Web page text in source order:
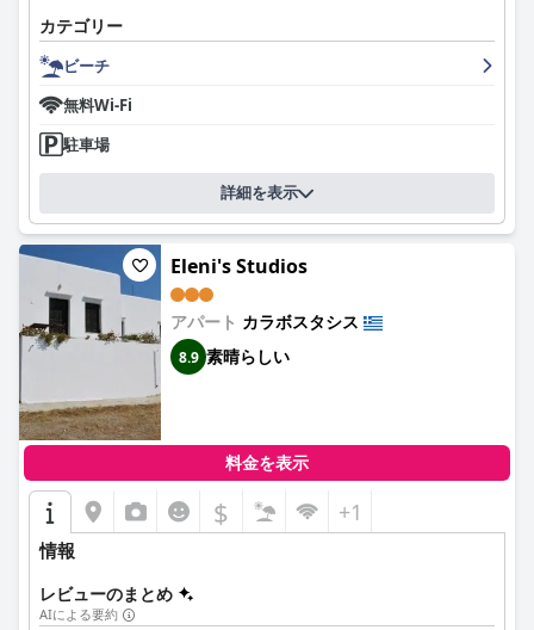
カテゴリー
ビーチ
無料Wi-Fi
駐車場
詳細を表示
Eleni's Studios
アパート カラボスタシス
8.9 素晴らしい
料金を表示
$ +1
情報
レビューのまとめ
AIによる要約